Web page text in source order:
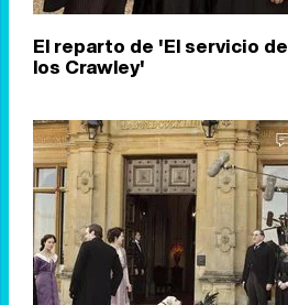
El reparto de 'El servicio de
los Crawley'